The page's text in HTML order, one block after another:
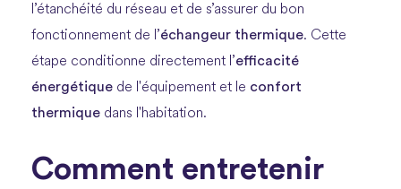
l’étanchéité du réseau et de s’assurer du bon
fonctionnement de l’échangeur thermique. Cette
étape conditionne directement l’efficacité
énergétique de l'équipement et le confort
thermique dans l'habitation.
Comment entretenir